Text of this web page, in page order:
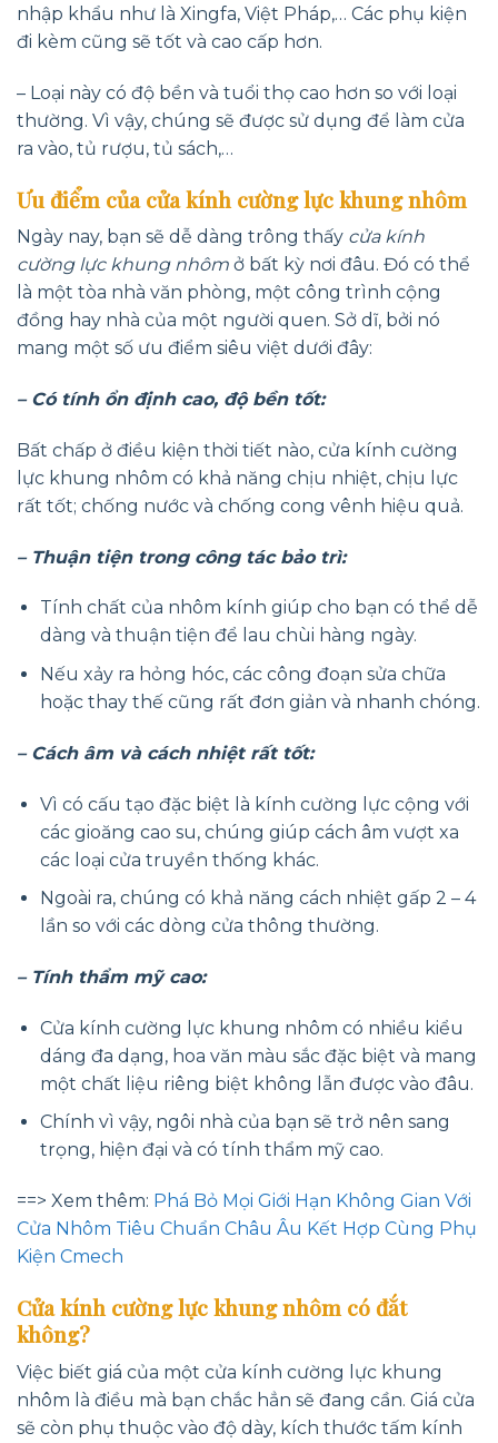
nhập khẩu như là Xingfa, Việt Pháp,… Các phụ kiện
đi kèm cũng sẽ tốt và cao cấp hơn.
– Loại này có độ bền và tuổi thọ cao hơn so với loại
thường. Vì vậy, chúng sẽ được sử dụng để làm cửa
ra vào, tủ rượu, tủ sách,…
Ưu điểm của cửa kính cường lực khung nhôm
Ngày nay, bạn sẽ dễ dàng trông thấy cửa kính
cường lực khung nhôm ở bất kỳ nơi đâu. Đó có thể
là một tòa nhà văn phòng, một công trình cộng
đồng hay nhà của một người quen. Sở dĩ, bởi nó
mang một số ưu điểm siêu việt dưới đây:
– Có tính ổn định cao, độ bền tốt:
Bất chấp ở điều kiện thời tiết nào, cửa kính cường
lực khung nhôm có khả năng chịu nhiệt, chịu lực
rất tốt; chống nước và chống cong vênh hiệu quả.
– Thuận tiện trong công tác bảo trì:
Tính chất của nhôm kính giúp cho bạn có thể dễ
dàng và thuận tiện để lau chùi hàng ngày.
Nếu xảy ra hỏng hóc, các công đoạn sửa chữa
hoặc thay thế cũng rất đơn giản và nhanh chóng.
– Cách âm và cách nhiệt rất tốt:
Vì có cấu tạo đặc biệt là kính cường lực cộng với
các gioăng cao su, chúng giúp cách âm vượt xa
các loại cửa truyền thống khác.
Ngoài ra, chúng có khả năng cách nhiệt gấp 2 – 4
lần so với các dòng cửa thông thường.
– Tính thẩm mỹ cao:
Cửa kính cường lực khung nhôm có nhiều kiểu
dáng đa dạng, hoa văn màu sắc đặc biệt và mang
một chất liệu riêng biệt không lẫn được vào đâu.
Chính vì vậy, ngôi nhà của bạn sẽ trở nên sang
trọng, hiện đại và có tính thẩm mỹ cao.
==> Xem thêm: Phá Bỏ Mọi Giới Hạn Không Gian Với
Cửa Nhôm Tiêu Chuẩn Châu Âu Kết Hợp Cùng Phụ
Kiện Cmech
Cửa kính cường lực khung nhôm có đắt
không?
Việc biết giá của một cửa kính cường lực khung
nhôm là điều mà bạn chắc hẳn sẽ đang cần. Giá cửa
sẽ còn phụ thuộc vào độ dày, kích thước tấm kính